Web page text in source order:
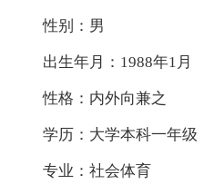
性别：男
出生年月：1988年1月
性格：内外向兼之
学历：大学本科一年级
专业：社会体育